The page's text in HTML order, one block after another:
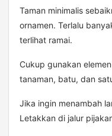
Taman minimalis
ornamen. Terlalu
terlihat ramai.
Cukup gunakan
tanaman, batu, dan
Jika ingin menambah
Letakkan di jalur